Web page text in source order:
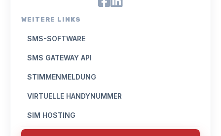
WEITERE LINKS
SMS-SOFTWARE
SMS GATEWAY API
STIMMENMELDUNG
VIRTUELLE HANDYNUMMER
SIM HOSTING